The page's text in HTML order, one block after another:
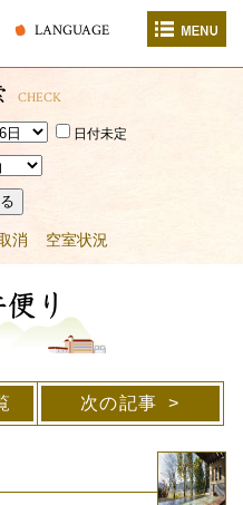
LANGUAGE
CHECK
日付未定
消 空室状況
り
次の記事